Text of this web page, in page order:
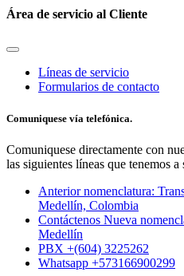
Área de servicio al Cliente
Líneas de servicio
Formularios de contacto
Comuniquese vía telefónica.
Comuniquese directamente con
las siguientes líneas que tenemos
Anterior nomenclatura:
Medellín, Colombia
Contáctenos Nueva
Medellín
PBX +(604) 3225262
Whatsapp +573166900299